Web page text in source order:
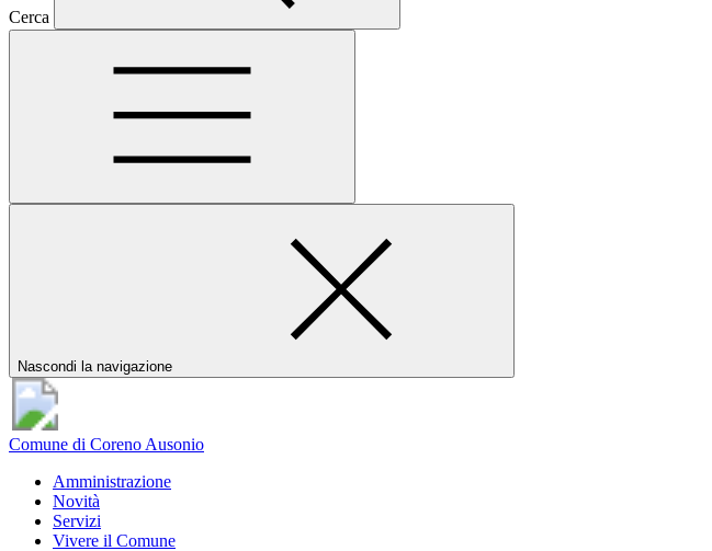
Cerca
Nascondi la navigazione
Comune di Coreno Ausonio
Amministrazione
Novità
Servizi
Vivere il Comune